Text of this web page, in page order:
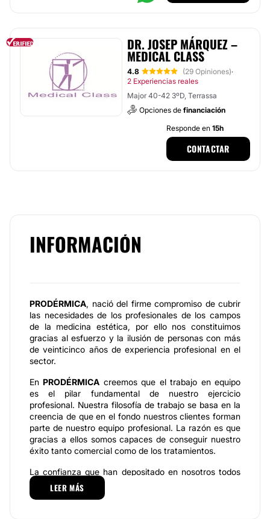
DR. JOSEP MÁRQUEZ –
MEDICAL CLASS
4.8 (29 Opiniones)·
2 Experiencias reales
Major 40-42 3ºD, Terrassa
Opciones de financiación
Responde en 15h
CONTACTAR
INFORMACIÓN
PRODÉRMICA, nació del firme compromiso de cubrir
las necesidades de los profesionales de los campos
de la medicina estética, por ello nos constituimos
gracias al esfuerzo y la ilusión de personas con más
de veinticinco años de experiencia profesional en el
sector.
EnPRODÉRMICA creemos que el trabajo en equipo
es el pilar fundamental de nuestro ejercicio
profesional. Nuestra filosofía de trabajo se basa en la
creencia de que en el fondo nuestros clientes forman
parte de nuestro equipo profesional. La razón es que
gracias a ellos somos capaces de conseguir nuestro
éxito tanto comercial como de los tratamientos.
La confianza que han depositado en nosotros todos
nuestros clientes nos animan a seguir trabajando y
esforzándonos por obtener productos de la máxima
LEER MÁS